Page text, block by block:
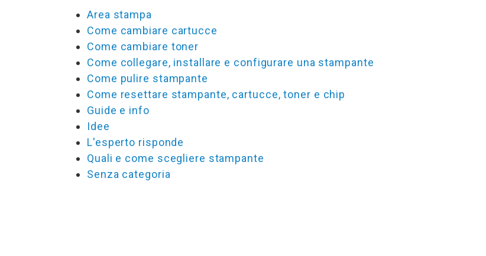
Area stampa
Come cambiare cartucce
Come cambiare toner
Come collegare, installare e configurare una stampante
Come pulire stampante
Come resettare stampante, cartucce, toner e chip
Guide e info
Idee
L'esperto risponde
Quali e come scegliere stampante
Senza categoria